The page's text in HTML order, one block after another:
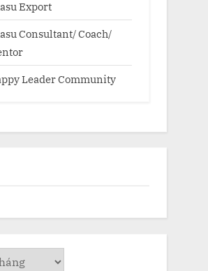
Export
Consultant/ Coach/
Leader Community